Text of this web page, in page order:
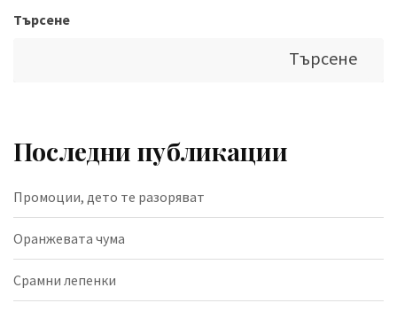
Търсене
Търсене
Последни публикации
Промоции, дето те разоряват
Оранжевата чума
Срамни лепенки